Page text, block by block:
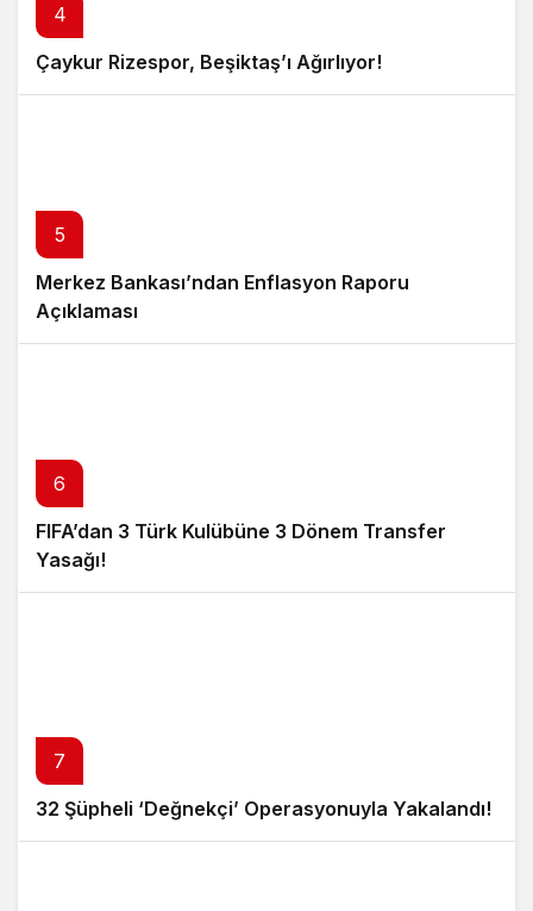
4
Çaykur Rizespor, Beşiktaş’ı Ağırlıyor!
5
Merkez Bankası’ndan Enflasyon Raporu
Açıklaması
6
FIFA’dan 3 Türk Kulübüne 3 Dönem Transfer
Yasağı!
7
32 Şüpheli ‘Değnekçi’ Operasyonuyla Yakalandı!